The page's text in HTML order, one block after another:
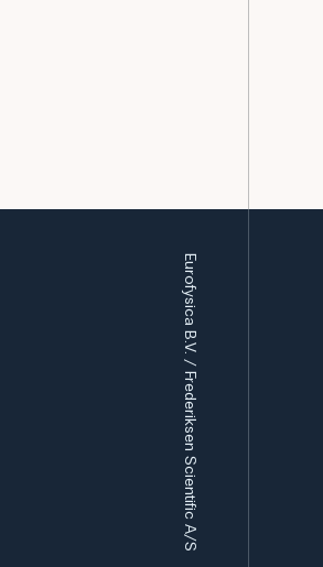
Eurofysica B.V. / Frederiksen Scientific A/S